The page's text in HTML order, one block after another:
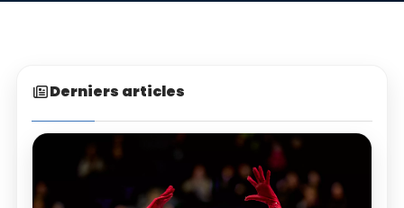
Derniers articles